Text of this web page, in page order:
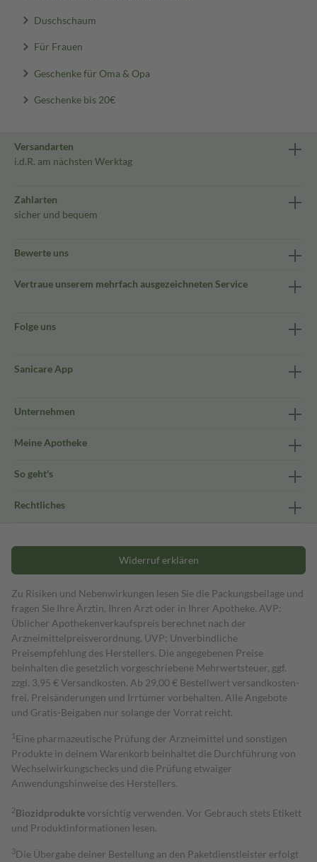
Duschschaum
Für Frauen
Geschenke für Oma & Opa
Geschenke bis 20€
Versandarten
i.d.R. am nächsten Werktag
Zahlarten
sicher und bequem
Bewerte uns
Vertraue unserem mehrfach ausgezeichneten Service
Folge uns
Sanicare App
Unternehmen
Meine Apotheke
So geht's
Rechtliches
Widerruf erklären
Zu Risiken und Nebenwirkungen lesen Sie die Packungsbeilage und
fragen Sie Ihre Ärztin, Ihren Arzt oder in Ihrer Apotheke. AVP:
Üblicher Apothekenverkaufspreis berechnet nach der
Arzneimittelpreisverordnung. UVP: Unverbindliche
Preisempfehlung des Herstellers. Die angegebenen Preise
beinhalten die gesetzlich vorgeschriebene Mehrwertsteuer, ggf.
zzgl. 3,95 € Versandkosten. Ab 29,00 € Bestell­wert versand­kosten­
frei. Preisänderungen und Irrtümer vorbehalten. Alle Angebote
und Gratis-Beigaben nur solange der Vorrat reicht.
1 Eine pharmazeutische Prüfung der Arzneimittel und sonstigen
Produkte in deinem Warenkorb beinhaltet die Durchführung von
Wechselwirkungschecks und die Prüfung etwaiger
Anwendungshinweise des Herstellers.
2Biozidproduktevorsichtig verwenden. Vor Gebrauch stets Etikett
und Produktinformationen lesen.
3Die Übergabe deiner Bestellung an den Paketdienstleister erfolgt